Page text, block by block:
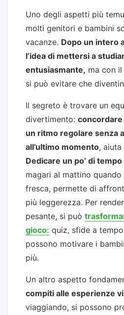
Uno degli aspetti più
molti genitori e bambini
vacanze. Dopo un intero
l’idea di mettersi a
entusiasmante, ma con
si può evitare che
Il segreto è trovare un
divertimento:
un ritmo regolare senza
all’ultimo momento,
Dedicare un po’ di
magari al mattino quando
fresca, permette di
più leggerezza. Per
pesante, si può
gioco: quiz, sfide a
possono motivare i
più.
Un altro aspetto
compiti alle esperienze
viaggiando, si possono